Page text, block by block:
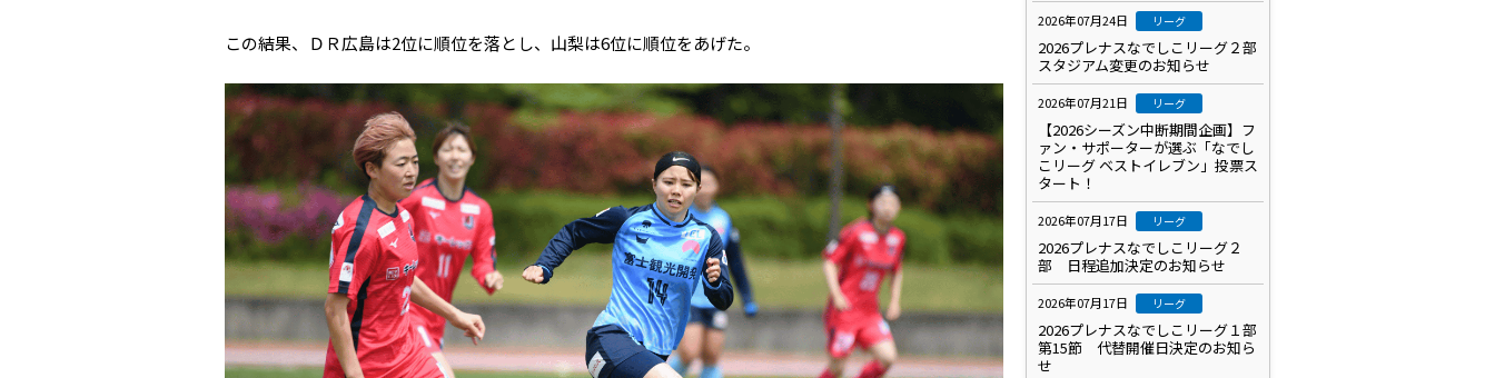
この結果、ＤＲ広島は2位に順位を落とし、山梨は6位に順位をあげた。
2026年07月24日 リーグ
2026プレナスなでしこリーグ２部
スタジアム変更のお知らせ
2026年07月21日 リーグ
【2026シーズン中断期間企画】フ
ァン・サポーターが選ぶ「なでし
こリーグ ベストイレブン」投票ス
タート！
2026年07月17日 リーグ
2026プレナスなでしこリーグ２
部 日程追加決定のお知らせ
2026年07月17日 リーグ
2026プレナスなでしこリーグ１部
第15節 代替開催日決定のお知ら
せ